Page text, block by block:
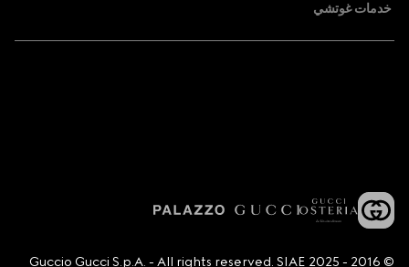
خدمات غوتشي
© 2016 - 2025 Guccio Gucci S.p.A. - All rights reserved. SIAE